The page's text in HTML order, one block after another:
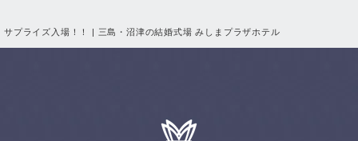
サプライズ入場！！ | 三島・沼津の結婚式場 みしまプラザホテル